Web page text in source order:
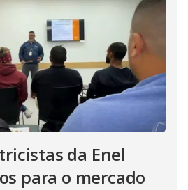
da Enel
para o mercado